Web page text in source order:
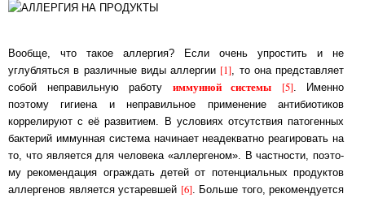
Вообще, что такое аллергия? Если очень упростить и не
углубляться в различные виды ал­лер­гии [1], то она представляет
собой неправильную работу иммунной системы [5]. Имен­но
поэтому гигиена и неправильное применение антибиотиков
коррелируют с её раз­ви­ти­ем. В условиях отсутствия патогенных
бактерий иммунная система начинает не­аде­кват­но реа­ги­ро­вать на
то, что является для человека «аллергеном». В частности, по­это­
му ре­ко­мен­да­ция ограждать детей от потенциальных продуктов
аллергенов яв­ля­ет­ся ус­та­рев­шей [6]. Больше того, ре­ко­мен­ду­ет­ся